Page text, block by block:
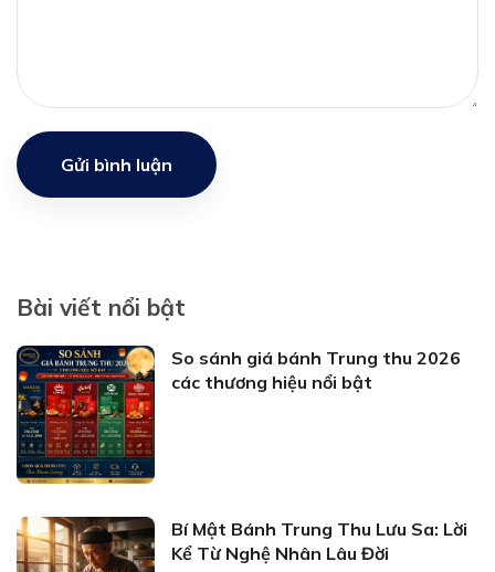
Gửi bình luận
Bài viết nổi bật
So sánh giá bánh Trung thu 2026
các thương hiệu nổi bật
Bí Mật Bánh Trung Thu Lưu Sa: Lời
Kể Từ Nghệ Nhân Lâu Đời